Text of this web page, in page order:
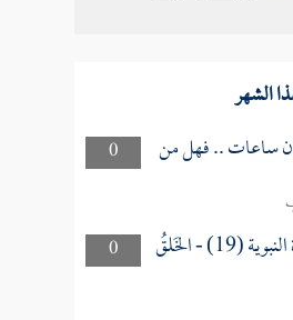
الشهر
0 ساعات .. فهل من
0
سلسلة الحضارة النبوية (19) - الخَلقُ